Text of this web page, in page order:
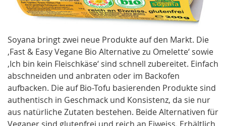
Soyana bringt zwei neue Produkte auf den Markt. Die
,Fast & Easy Vegane Bio Alternative zu Omelette‘ sowie
,Ich bin kein Fleischkäse‘ sind schnell zubereitet. Einfach
abschneiden und anbraten oder im Backofen
aufbacken. Die auf Bio-Tofu basierenden Produkte sind
authentisch in Geschmack und Konsistenz, da sie nur
aus natürliche Zutaten bestehen. Beide Alternativen für